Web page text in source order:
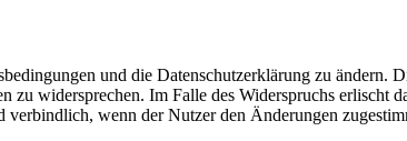
und die Datenschutzerklärung zu
zu widersprechen. Im Falle des Widerspruchs erlischt
verbindlich, wenn der Nutzer den Änderungen